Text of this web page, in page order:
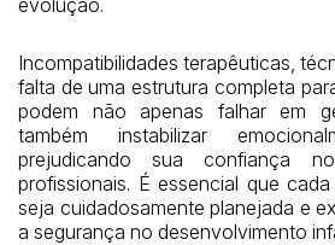
Incompatibilidades terapêuticas,
falta de uma estrutura completa
podem não apenas falhar em
também instabilizar
prejudicando sua confiança
profissionais. É essencial que
seja cuidadosamente planejada e
a segurança no desenvolvimento